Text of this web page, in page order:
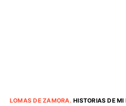
LOMAS DE ZAMORA.HISTORIAS DE MI